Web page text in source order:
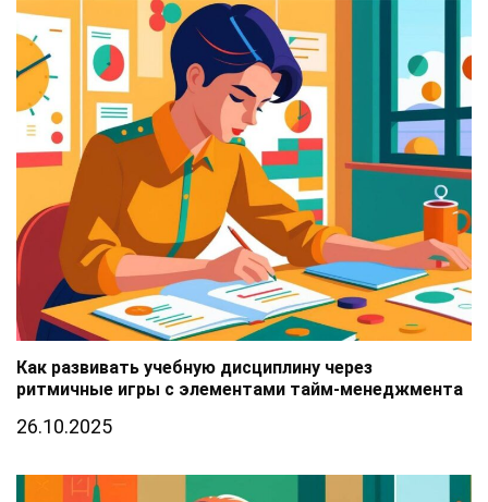
Как развивать учебную дисциплину через
ритмичные игры с элементами тайм-менеджмента
26.10.2025